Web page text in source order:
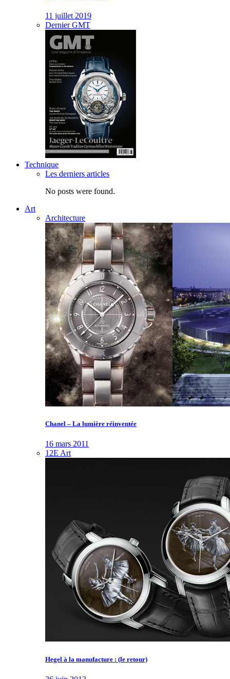
11 juillet 2019
Dernier GMT
Technique
Les derniers articles
No posts were found.
Art
Architecture
Chanel – La lumière réinventée
16 mars 2011
12E Art
Hegel à la manufacture : (le retour)